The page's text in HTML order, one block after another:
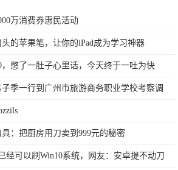
万消费券惠民活动
的苹果笔，让你的iPad成为学习神器
憋了一肚子心里话，今天终于一吐为快
季一行到广州市旅游商务职业学校考察调
：把厨房用刀卖到999元的秘密
经可以刷Win10系统，网友：安卓提不动刀